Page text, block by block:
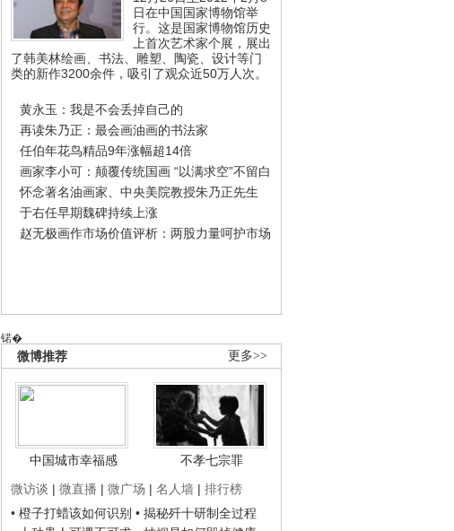
日在中国国家博物馆举
行。这是国家博物馆历史
上首次艺术家个展，展出
了韩美林绘画、书法、雕塑、陶瓷、设计等门
类的新作3200余件，吸引了观众近50万人次。
黄永玉：我是不会丢掉自己的
再读朱乃正：最会画油画的书法家
任伯年花鸟精品9年涨幅超14倍
画家李小可：颠覆传统国画 “以满求空”不留白
怀念著名油画家、中央美院教授朱乃正先生
于右任早期魏碑持续上涨
赵无极画作市场价值评析：两股力量呵护市场
锘�
更多>>
微博推荐
中国城市幸福感
不孝七宗罪
微访谈 | 微直播 | 微广场 | 名人墙 | 排行榜
• 橙子打蜡该如何识别 • 揭秘歼十研制全过程